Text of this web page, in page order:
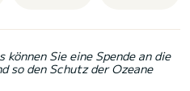
Sie eine Spende an die
so den Schutz der Ozeane